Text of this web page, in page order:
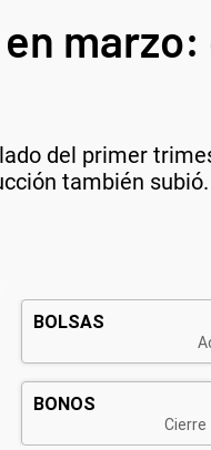
del primer
también subió.